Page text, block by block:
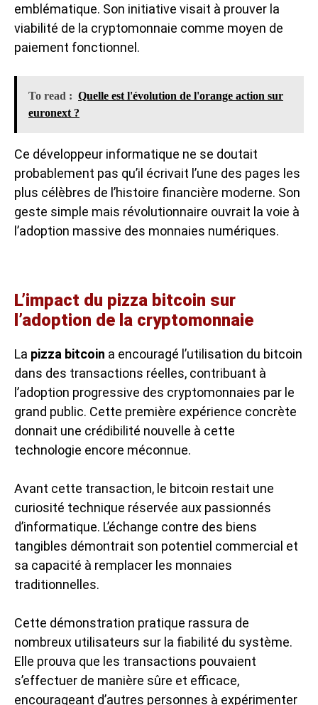
emblématique. Son initiative visait à prouver la
viabilité de la cryptomonnaie comme moyen de
paiement fonctionnel.
To read : Quelle est l'évolution de l'orange action sur
euronext ?
Ce développeur informatique ne se doutait
probablement pas qu’il écrivait l’une des pages les
plus célèbres de l’histoire financière moderne. Son
geste simple mais révolutionnaire ouvrait la voie à
l’adoption massive des monnaies numériques.
L’impact du pizza bitcoin sur
l’adoption de la cryptomonnaie
La pizza bitcoin a encouragé l’utilisation du bitcoin
dans des transactions réelles, contribuant à
l’adoption progressive des cryptomonnaies par le
grand public. Cette première expérience concrète
donnait une crédibilité nouvelle à cette
technologie encore méconnue.
Avant cette transaction, le bitcoin restait une
curiosité technique réservée aux passionnés
d’informatique. L’échange contre des biens
tangibles démontrait son potentiel commercial et
sa capacité à remplacer les monnaies
traditionnelles.
Cette démonstration pratique rassura de
nombreux utilisateurs sur la fiabilité du système.
Elle prouva que les transactions pouvaient
s’effectuer de manière sûre et efficace,
encourageant d’autres personnes à expérimenter